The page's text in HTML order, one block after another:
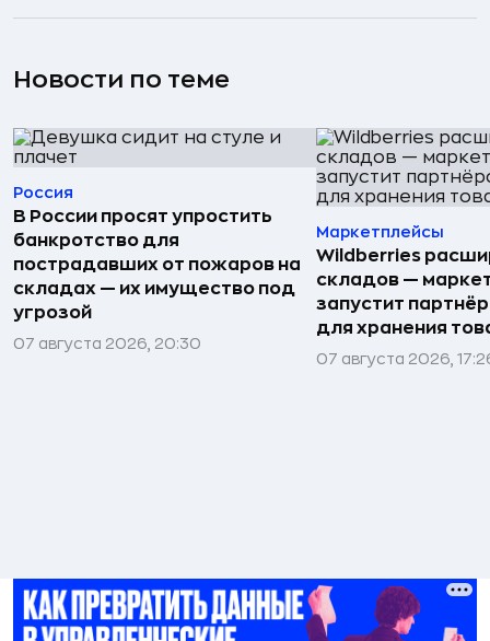
Новости по теме
Россия
В России просят упростить
банкротство для
пострадавших от пожаров на
складах — их имущество под
угрозой
07 августа 2026, 20:30
Маркетплейсы
Wildberries
складов —
запустит
для хранения
07 августа 2026,